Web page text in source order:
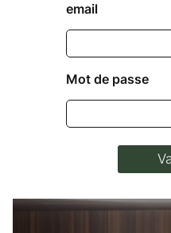
email
Mot de passe